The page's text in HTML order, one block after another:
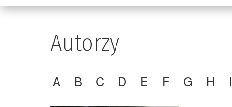
Autorzy
A B C D E F G H I